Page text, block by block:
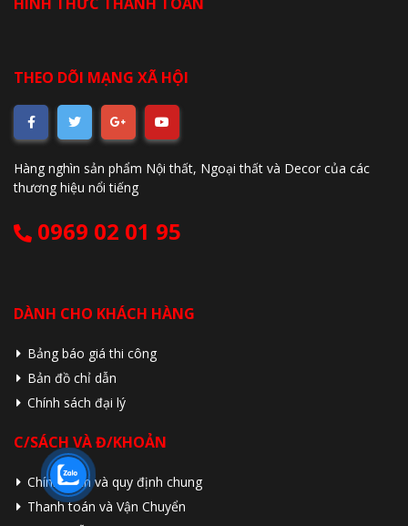
THEO DÕI MẠNG XÃ HỘI
Hàng nghìn sản phẩm Nội thất, Ngoại thất và Decor của các
thương hiệu nổi tiếng
0969 02 01 95
DÀNH CHO KHÁCH HÀNG
Bảng báo giá thi công
Bản đồ chỉ dẫn
Chính sách đại lý
C/SÁCH VÀ Đ/KHOẢN
Chính sách và quy định chung
Thanh toán và Vận Chuyển